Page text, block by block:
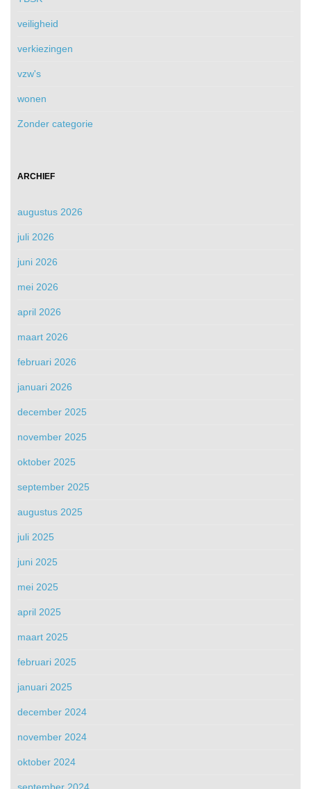
veiligheid
verkiezingen
vzw's
wonen
Zonder categorie
ARCHIEF
augustus 2026
juli 2026
juni 2026
mei 2026
april 2026
maart 2026
februari 2026
januari 2026
december 2025
november 2025
oktober 2025
september 2025
augustus 2025
juli 2025
juni 2025
mei 2025
april 2025
maart 2025
februari 2025
januari 2025
december 2024
november 2024
oktober 2024